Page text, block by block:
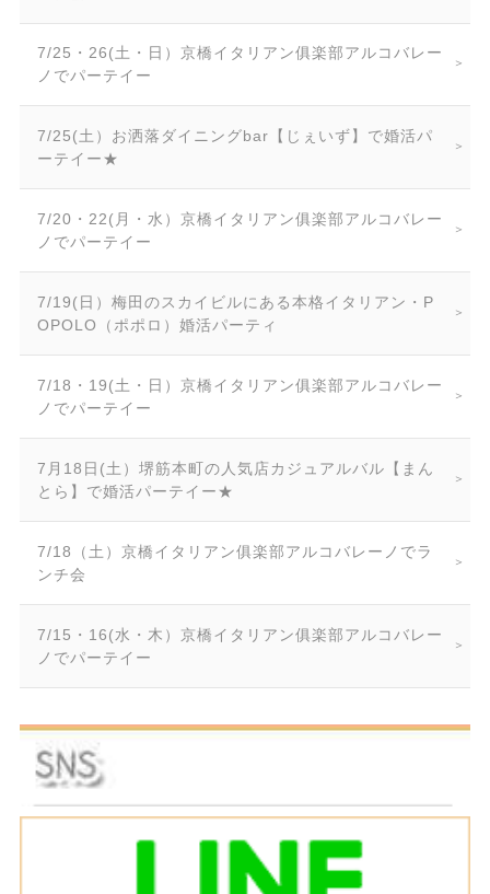
7/25・26(土・日）京橋イタリアン俱楽部アルコバレー
ノでパーテイー
7/25(土）お洒落ダイニングbar【じぇいず】で婚活パ
ーテイー★
7/20・22(月・水）京橋イタリアン俱楽部アルコバレー
ノでパーテイー
7/19(日）梅田のスカイビルにある本格イタリアン・P
OPOLO（ポポロ）婚活パーティ
7/18・19(土・日）京橋イタリアン俱楽部アルコバレー
ノでパーテイー
7月18日(土）堺筋本町の人気店カジュアルバル【まん
とら】で婚活パーテイー★
7/18（土）京橋イタリアン俱楽部アルコバレーノでラ
ンチ会
7/15・16(水・木）京橋イタリアン俱楽部アルコバレー
ノでパーテイー